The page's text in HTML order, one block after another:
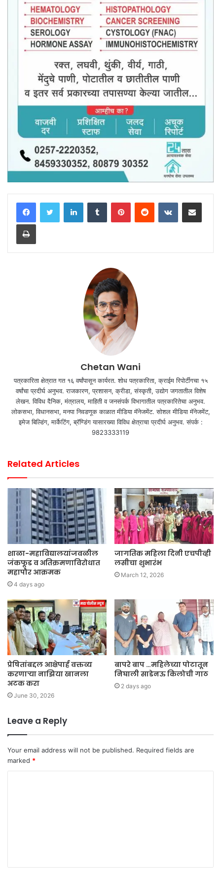
LinkedInTumblr PinterestReddit VKontakteShare via Email
Print
Chetan Wani
पत्रकारिता क्षेत्रात गत १६ वर्षांपासून कार्यरत. शोध पत्रकारिता, क्राईम रिपोर्टींगचा १५
वर्षांचा प्रदीर्घ अनुभव. राजकारण, प्रशासन, क्रीडा, संस्कृती, उद्योग जगतातील विशेष
लेखन. विविध दैनिक, मंत्रालय, माहिती व जनसंपर्क विभागातील पत्रकारितेचा अनुभव.
लोकसभा, विधानसभा, मनपा निवडणूक काळात मीडिया मॅनेजमेंट. सोशल मीडिया मॅनेजमेंट,
इमेज बिल्डिंग, मार्केटिंग, ब्रॅण्डिंग यासारख्या विविध क्षेत्राचा प्रदीर्घ अनुभव. संपर्क :
9823333119
Related Articles
शाळा-महाविद्यालयांजवळील
जंकफूड व अतिक्रमणाविरोधात
महापौर आक्रमक
4 days ago
जागतिक महिला दिनी एचपीव्ही
लसीचा शुभारंभ
March 12, 2026
प्रेषितांबद्दल आक्षेपार्ह वक्तव्य
करणाऱ्या नाझिया खानला
अटक करा
June 30, 2026
बापरे बाप …महिलेच्या पोटातून
निघाली साडेनऊ किलोची गाठ
2 days ago
Leave a Reply
Your email address will not be published. Required fields are
marked *
t